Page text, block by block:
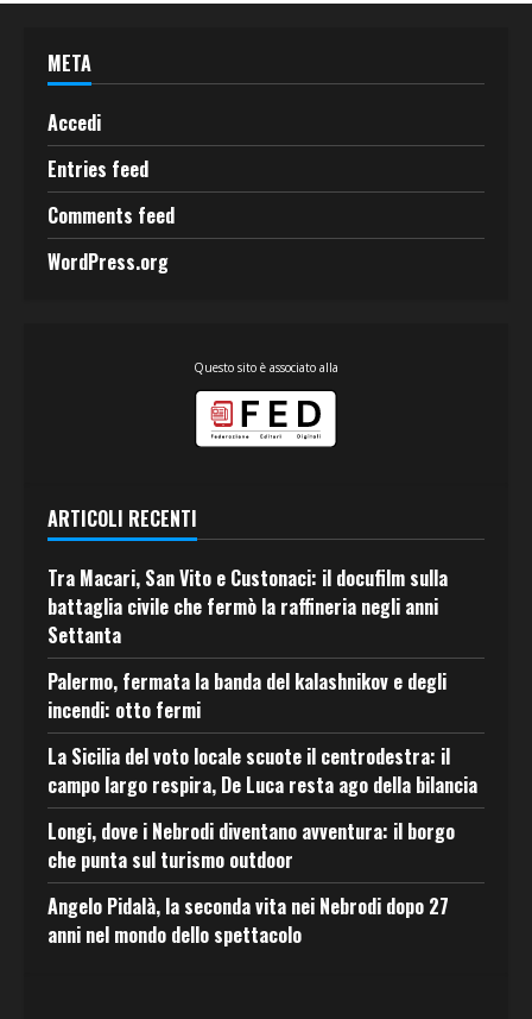
META
Accedi
Entries feed
Comments feed
WordPress.org
Questo sito è associato alla
ARTICOLI RECENTI
Tra Macari, San Vito e Custonaci: il docufilm sulla
battaglia civile che fermò la raffineria negli anni
Settanta
Palermo, fermata la banda del kalashnikov e degli
incendi: otto fermi
La Sicilia del voto locale scuote il centrodestra: il
campo largo respira, De Luca resta ago della bilancia
Longi, dove i Nebrodi diventano avventura: il borgo
che punta sul turismo outdoor
Angelo Pidalà, la seconda vita nei Nebrodi dopo 27
anni nel mondo dello spettacolo